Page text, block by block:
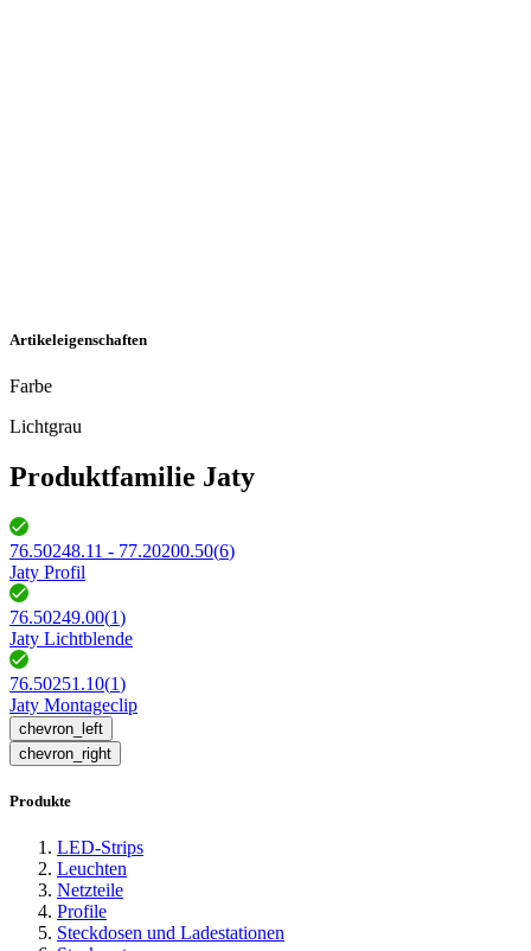
Artikeleigenschaften
Farbe
Lichtgrau
Produktfamilie Jaty
76.50248.11 - 77.20200.50(6)
Jaty Profil
76.50249.00(1)
Jaty Lichtblende
76.50251.10(1)
Jaty Montageclip
chevron_left
chevron_right
Produkte
LED-Strips
Leuchten
Netzteile
Profile
Steckdosen und Ladestationen